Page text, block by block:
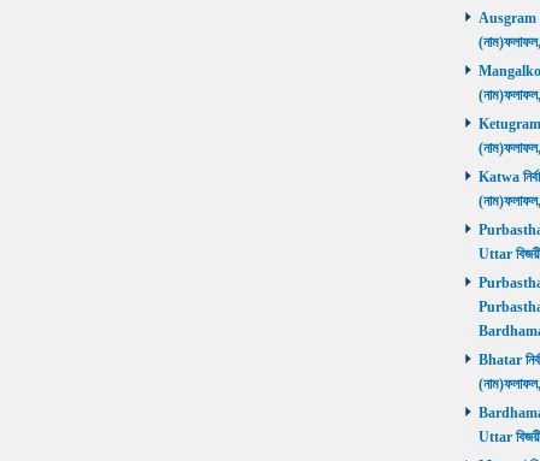
Ausgram
Mangalkot
Ketugram
Katwa
Uttar
Bhatar
Uttar